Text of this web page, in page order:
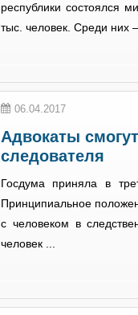
республики состоялся
тыс. человек. Среди них
06.04.2017
Адвокаты
следователя
Госдума приняла в
Принципиальное
с человеком в
человек ...